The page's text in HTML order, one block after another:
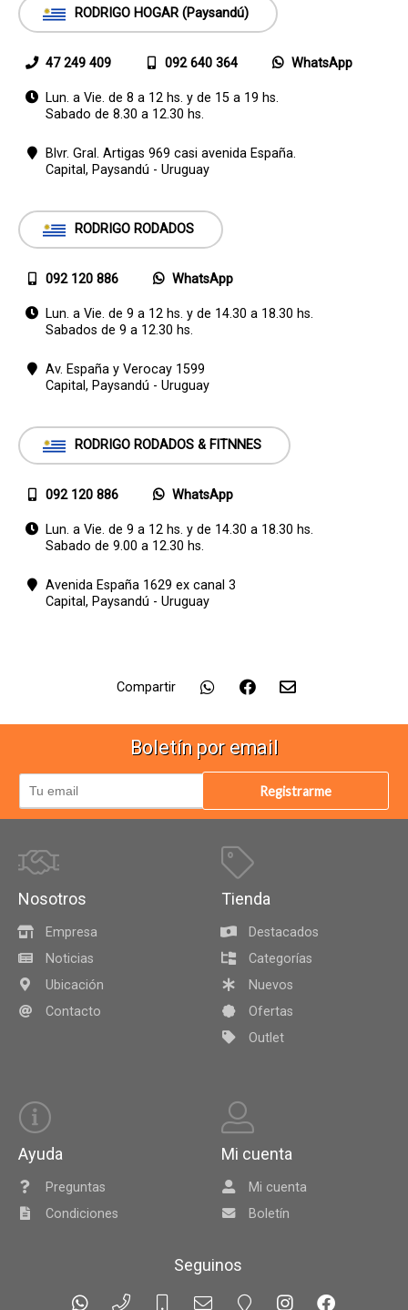
RODRIGO HOGAR (Paysandú)
47 249 409 092 640 364 WhatsApp
Lun. a Vie. de 8 a 12 hs. y de 15 a 19 hs.
Sabado de 8.30 a 12.30 hs.
Blvr. Gral. Artigas 969 casi avenida España.
Capital, Paysandú - Uruguay
RODRIGO RODADOS
092 120 886 WhatsApp
Lun. a Vie. de 9 a 12 hs. y de 14.30 a 18.30 hs.
Sabados de 9 a 12.30 hs.
Av. España y Verocay 1599
Capital, Paysandú - Uruguay
RODRIGO RODADOS & FITNNES
092 120 886 WhatsApp
Lun. a Vie. de 9 a 12 hs. y de 14.30 a 18.30 hs.
Sabado de 9.00 a 12.30 hs.
Avenida España 1629 ex canal 3
Capital, Paysandú - Uruguay
Compartir
Boletín por email
Registrarme
Nosotros
Empresa
Noticias
Ubicación
Contacto
Tienda
Destacados
Categorías
Nuevos
Ofertas
Outlet
Ayuda
Preguntas
Condiciones
Mi cuenta
Mi cuenta
Boletín
Seguinos